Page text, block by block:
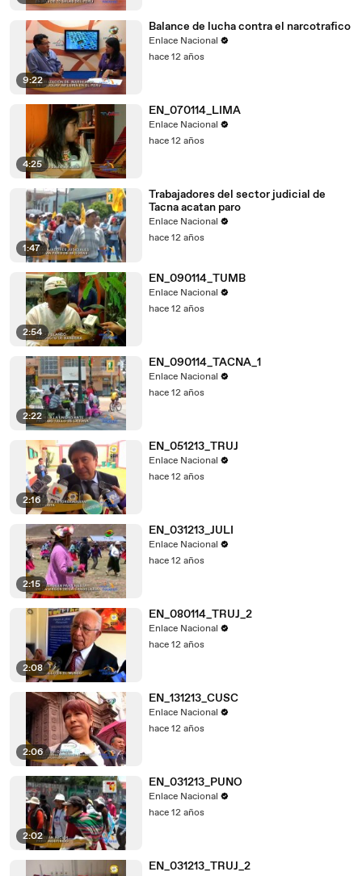
9:22
Balance de lucha contra el narcotrafico
Enlace Nacional
hace 12 años
4:25
EN_070114_LIMA
Enlace Nacional
hace 12 años
1:47
Trabajadores del sector judicial de
Tacna acatan paro
Enlace Nacional
hace 12 años
2:54
EN_090114_TUMB
Enlace Nacional
hace 12 años
2:22
EN_090114_TACNA_1
Enlace Nacional
hace 12 años
2:16
EN_051213_TRUJ
Enlace Nacional
hace 12 años
2:15
EN_031213_JULI
Enlace Nacional
hace 12 años
2:08
EN_080114_TRUJ_2
Enlace Nacional
hace 12 años
2:06
EN_131213_CUSC
Enlace Nacional
hace 12 años
2:02
EN_031213_PUNO
Enlace Nacional
hace 12 años
EN_031213_TRUJ_2